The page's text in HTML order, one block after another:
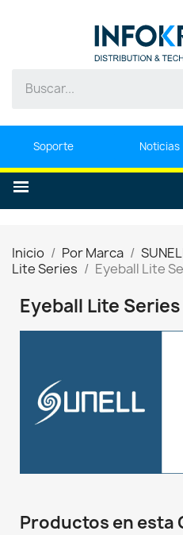
Soporte Noticias
Inicio Por Marca
Lite Series
Eyeball Lite
Eyeball Lite Series
Productos en esta